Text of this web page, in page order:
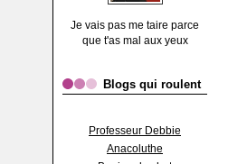
Je vais pas me taire parce
que t'as mal aux yeux
Blogs qui roulent
Professeur Debbie
Anacoluthe